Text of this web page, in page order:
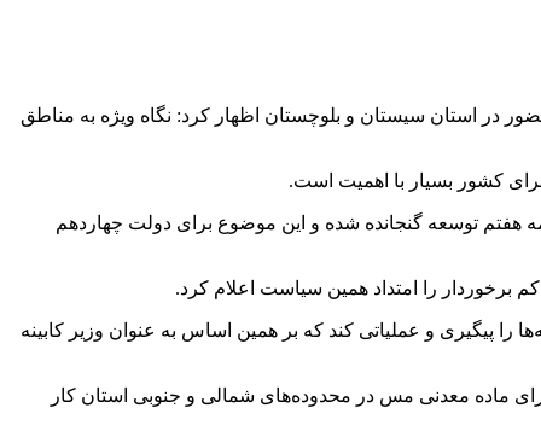
در استان سیستان و بلوچستان اظهار کرد: نگاه ویژه به مناطق
کشور بسیار با اهمیت است.
هفتم توسعه گنجانده شده و این موضوع برای دولت چهاردهم
برخوردار را امتداد همین سیاست اعلام کرد.
را پیگیری و عملیاتی کند که بر همین اساس به عنوان وزیر کابینه
ماده معدنی مس در محدوده‌های شمالی و جنوبی استان کار